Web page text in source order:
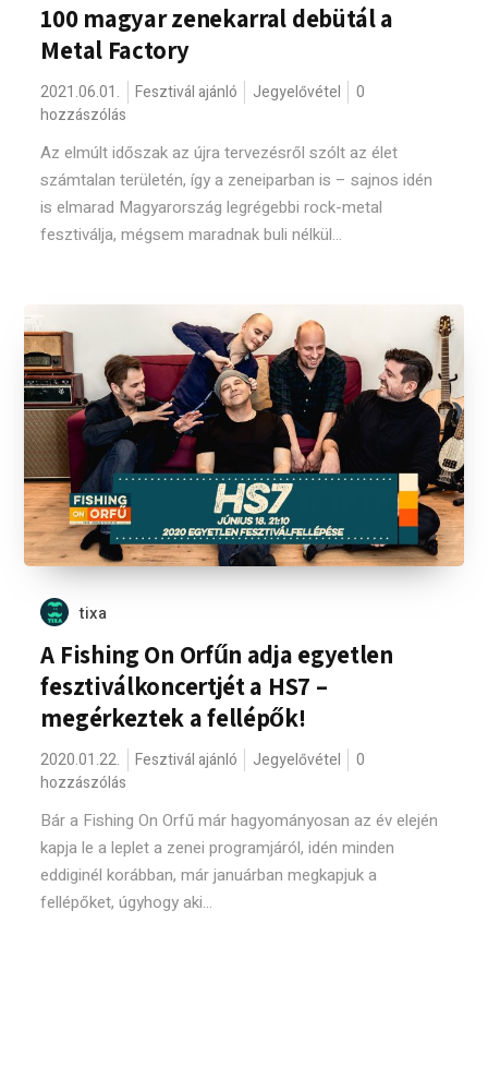
100 magyar zenekarral debütál a
Metal Factory
2021.06.01. Fesztivál ajánló Jegyelővétel
0
hozzászólás
Az elmúlt időszak az újra tervezésről szólt az élet
számtalan területén, így a zeneiparban is – sajnos idén
is elmarad Magyarország legrégebbi rock-metal
fesztiválja, mégsem maradnak buli nélkül...
tixa
A Fishing On Orfűn adja egyetlen
fesztiválkoncertjét a HS7 –
megérkeztek a fellépők!
2020.01.22. Fesztivál ajánló Jegyelővétel
0
hozzászólás
Bár a Fishing On Orfű már hagyományosan az év elején
kapja le a leplet a zenei programjáról, idén minden
eddiginél korábban, már januárban megkapjuk a
fellépőket, úgyhogy aki...